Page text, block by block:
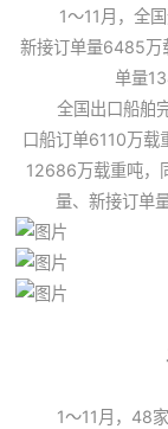
1～11月，全
新接订单量6485万
单量
全国出口船舶
口船订单6110万载
12686万载重吨，
量、新接订单
1～11月，48